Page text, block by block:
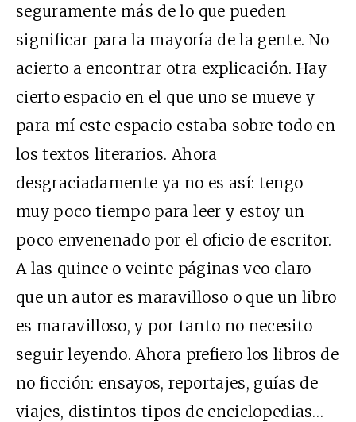
seguramente más de lo que pueden
significar para la mayoría de la gente. No
acierto a encontrar otra explicación. Hay
cierto espacio en el que uno se mueve y
para mí este espacio estaba sobre todo en
los textos literarios. Ahora
desgraciadamente ya no es así: tengo
muy poco tiempo para leer y estoy un
poco envenenado por el oficio de escritor.
A las quince o veinte páginas veo claro
que un autor es maravilloso o que un libro
es maravilloso, y por tanto no necesito
seguir leyendo. Ahora prefiero los libros de
no ficción: ensayos, reportajes, guías de
viajes, distintos tipos de enciclopedias…